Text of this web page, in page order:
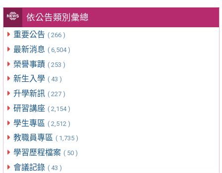
依公告類別彙總
重要公告 ( 266 )
最新消息 ( 6,504 )
榮譽事蹟 ( 253 )
新生入學 ( 43 )
升學新訊 ( 227 )
研習講座 ( 2,154 )
學生專區 ( 2,512 )
教職員專區 ( 1,735 )
學習歷程檔案 ( 50 )
會議記錄 ( 43 )